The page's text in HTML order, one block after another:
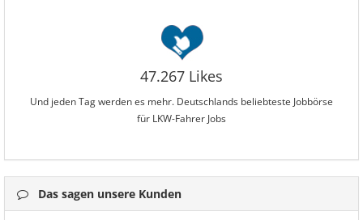
47.267 Likes
Und jeden Tag werden es mehr. Deutschlands beliebteste Jobbörse
für LKW-Fahrer Jobs
Das sagen unsere Kunden